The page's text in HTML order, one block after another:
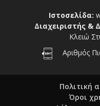
Ιστοσελίδα:
Διαχειριστής &
Κλειώ
Αριθμός
Πολιτική
Όροι